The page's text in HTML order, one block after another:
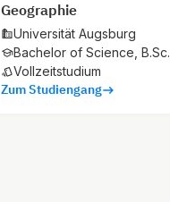
Geographie
Universität Augsburg
Bachelor of Science, B.Sc.
Vollzeitstudium
Zum Studiengang